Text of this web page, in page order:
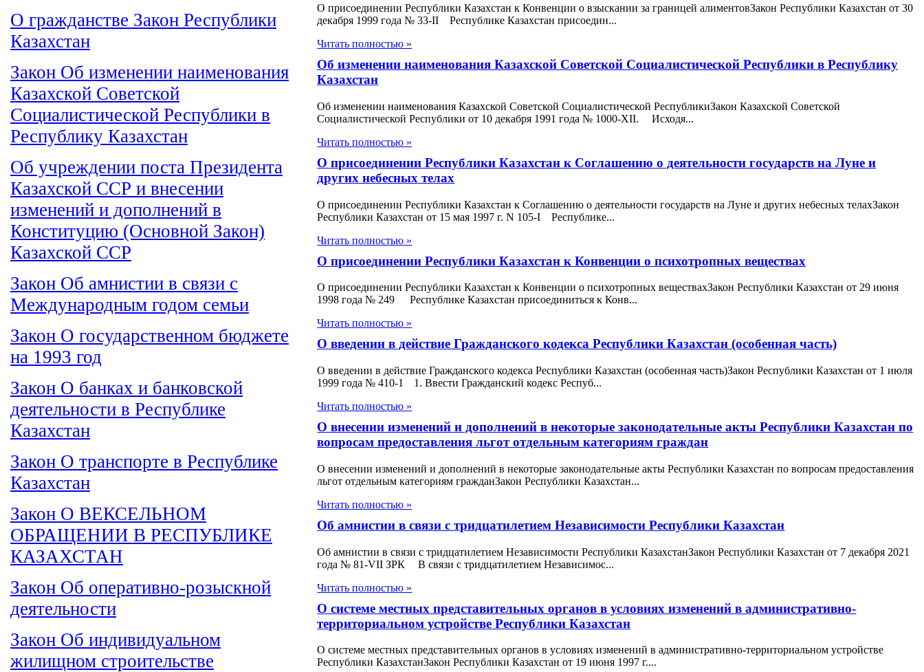
О гражданстве Закон Республики
Казахстан
Закон Об изменении наименования
Казахской Советской
Социалистической Республики в
Республику Казахстан
Об учреждении поста Президента
Казахской ССР и внесении
изменений и дополнений в
Конституцию (Основной Закон)
Казахской ССР
Закон Об амнистии в связи с
Международным годом семьи
Закон О госудаpственном бюджете
на 1993 год
Закон О банках и банковской
деятельности в Республике
Казахстан
Закон О транспорте в Республике
Казахстан
Закон О ВЕКСЕЛЬНОМ
ОБРАЩЕНИИ В РЕСПУБЛИКЕ
КАЗАХСТАН
Закон Об оперативно-розыскной
деятельности
Закон Об индивидуальном
жилищном строительстве
О присоединении Республики Казахстан к Конвенции о взыскании за границей алиментовЗакон Республики Казахстан от 30
декабря 1999 года № 33-II Республике Казахстан присоедин...
Читать полностью »
Об изменении наименования Казахской Советской Социалистической Республики в Республику
Казахстан
Об изменении наименования Казахской Советской Социалистической РеспубликиЗакон Казахской Советской
Социалистической Республики от 10 декабpя 1991 года № 1000-XII. Исходя...
Читать полностью »
О присоединении Республики Казахстан к Соглашению о деятельности государств на Луне и
других небесных телах
О присоединении Республики Казахстан к Соглашению о деятельности государств на Луне и других небесных телахЗакон
Республики Казахстан от 15 мая 1997 г. N 105-I Республике...
Читать полностью »
О присоединении Республики Казахстан к Конвенции о психотропных веществах
О присоединении Республики Казахстан к Конвенции о психотропных веществахЗакон Республики Казахстан от 29 июня
1998 года № 249 Республике Казахстан присоединиться к Конв...
Читать полностью »
О введении в действие Гражданского кодекса Республики Казахстан (особенная часть)
О введении в действие Гражданского кодекса Республики Казахстан (особенная часть)Закон Республики Казахстан от 1 июля
1999 года № 410-1 1. Ввести Гражданский кодекс Респуб...
Читать полностью »
О внесении изменений и дополнений в некоторые законодательные акты Республики Казахстан по
вопросам предоставления льгот отдельным категориям граждан
О внесении изменений и дополнений в некоторые законодательные акты Республики Казахстан по вопросам предоставления
льгот отдельным категориям гражданЗакон Республики Казахстан...
Читать полностью »
Об амнистии в связи с тридцатилетием Независимости Республики Казахстан
Об амнистии в связи с тридцатилетием Независимости Республики КазахстанЗакон Республики Казахстан от 7 декабря 2021
года № 81-VII ЗРК В связи с тридцатилетием Независимос...
Читать полностью »
О системе местных представительных органов в условиях изменений в административно-
территориальном устройстве Республики Казахстан
О системе местных представительных органов в условиях изменений в административно-территориальном устройстве
Республики КазахстанЗакон Республики Казахстан от 19 июня 1997 г....